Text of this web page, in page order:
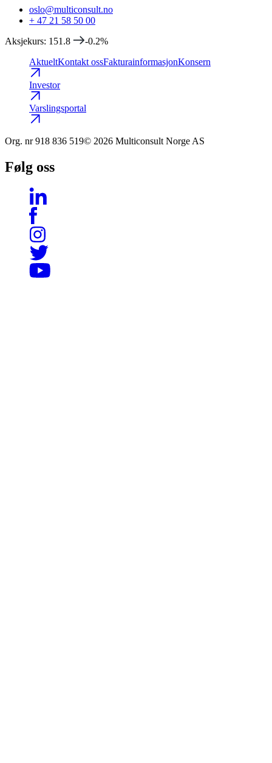
oslo@multiconsult.no
+ 47 21 58 50 00
Aksjekurs: 151.8 -0.2%
AktueltKontakt ossFakturainformasjonKonsern
Investor
Varslingsportal
Org. nr 918 836 519© 2026 Multiconsult Norge AS
Følg oss